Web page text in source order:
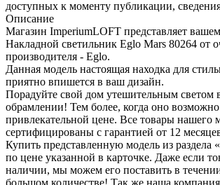
доступных к моменту публикации,
Описание
Магазин ImperiumLOFT представляет
Накладной светильник Eglo Mars 80264 от
производителя - Eglo.
Данная модель настоящая находка для
приятно впишется в ваш дизайн.
Порадуйте свой дом утешительным светом
обрамлении! Тем более, когда оно
привлекательной цене. Все товары нашего
сертифицированы с гарантией от 12
Купить представленную модель из
по цене указанной в карточке. Даже если
наличии, мы можем его поставить в
большом количестве! Так же наша компания